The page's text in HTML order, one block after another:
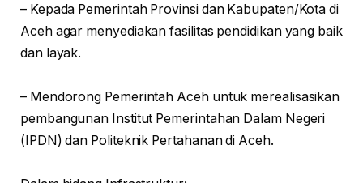
– Kepada Pemerintah Provinsi dan Kabupaten/Kota di
Aceh agar menyediakan fasilitas pendidikan yang baik
dan layak.
– Mendorong Pemerintah Aceh untuk merealisasikan
pembangunan Institut Pemerintahan Dalam Negeri
(IPDN) dan Politeknik Pertahanan di Aceh.